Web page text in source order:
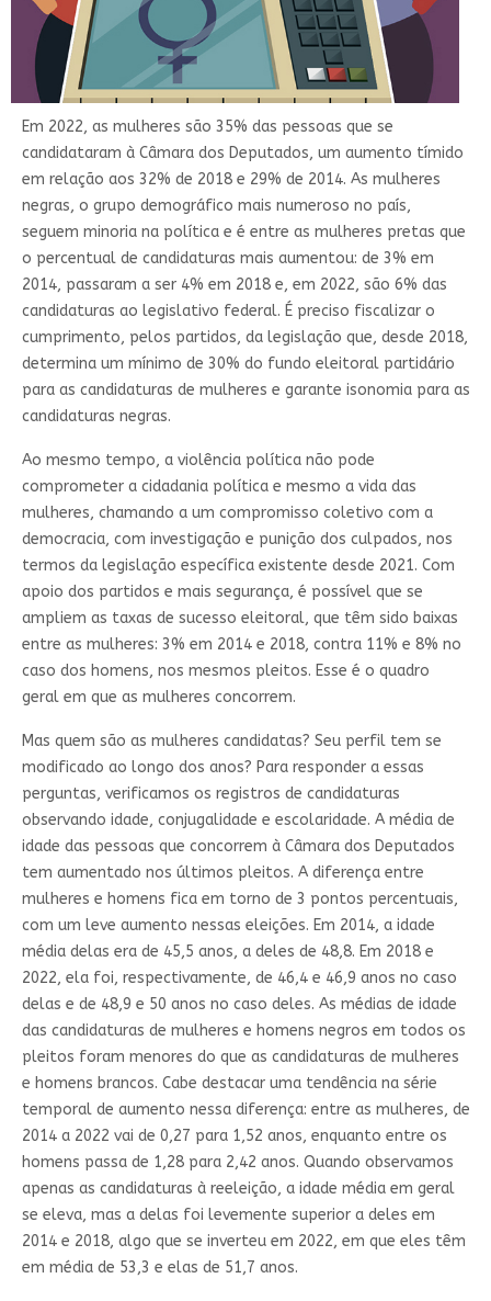
Em 2022, as mulheres são 35% das pessoas que se
candidataram à Câmara dos Deputados, um aumento tímido
em relação aos 32% de 2018 e 29% de 2014. As mulheres
negras, o grupo demográfico mais numeroso no país,
seguem minoria na política e é entre as mulheres pretas que
o percentual de candidaturas mais aumentou: de 3% em
2014, passaram a ser 4% em 2018 e, em 2022, são 6% das
candidaturas ao legislativo federal. É preciso fiscalizar o
cumprimento, pelos partidos, da legislação que, desde 2018,
determina um mínimo de 30% do fundo eleitoral partidário
para as candidaturas de mulheres e garante isonomia para as
candidaturas negras.
Ao mesmo tempo, a violência política não pode
comprometer a cidadania política e mesmo a vida das
mulheres, chamando a um compromisso coletivo com a
democracia, com investigação e punição dos culpados, nos
termos da legislação específica existente desde 2021. Com
apoio dos partidos e mais segurança, é possível que se
ampliem as taxas de sucesso eleitoral, que têm sido baixas
entre as mulheres: 3% em 2014 e 2018, contra 11% e 8% no
caso dos homens, nos mesmos pleitos. Esse é o quadro
geral em que as mulheres concorrem.
Mas quem são as mulheres candidatas? Seu perfil tem se
modificado ao longo dos anos? Para responder a essas
perguntas, verificamos os registros de candidaturas
observando idade, conjugalidade e escolaridade. A média de
idade das pessoas que concorrem à Câmara dos Deputados
tem aumentado nos últimos pleitos. A diferença entre
mulheres e homens fica em torno de 3 pontos percentuais,
com um leve aumento nessas eleições. Em 2014, a idade
média delas era de 45,5 anos, a deles de 48,8. Em 2018 e
2022, ela foi, respectivamente, de 46,4 e 46,9 anos no caso
delas e de 48,9 e 50 anos no caso deles. As médias de idade
das candidaturas de mulheres e homens negros em todos os
pleitos foram menores do que as candidaturas de mulheres
e homens brancos. Cabe destacar uma tendência na série
temporal de aumento nessa diferença: entre as mulheres, de
2014 a 2022 vai de 0,27 para 1,52 anos, enquanto entre os
homens passa de 1,28 para 2,42 anos. Quando observamos
apenas as candidaturas à reeleição, a idade média em geral
se eleva, mas a delas foi levemente superior a deles em
2014 e 2018, algo que se inverteu em 2022, em que eles têm
em média de 53,3 e elas de 51,7 anos.